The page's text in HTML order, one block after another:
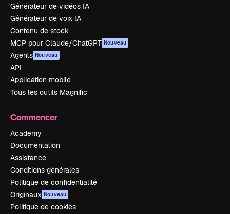
Générateur de vidéos IA
Générateur de voix IA
Contenu de stock
MCP pour Claude/ChatGPT Nouveau
Agents Nouveau
API
Application mobile
Tous les outils Magnific
Commencer
Academy
Documentation
Assistance
Conditions générales
Politique de confidentialité
Originaux Nouveau
Politique de cookies